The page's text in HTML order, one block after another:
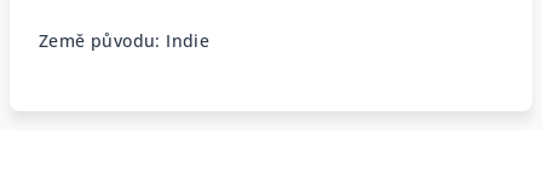
Země původu: Indie